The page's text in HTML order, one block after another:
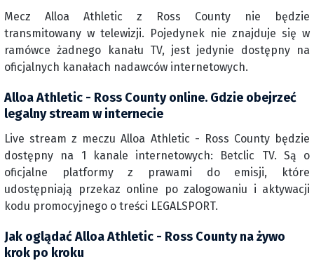
Mecz Alloa Athletic z Ross County nie będzie
transmitowany w telewizji. Pojedynek nie znajduje się w
ramówce żadnego kanału TV, jest jedynie dostępny na
oficjalnych kanałach nadawców internetowych.
Alloa Athletic - Ross County online. Gdzie obejrzeć
legalny stream w internecie
Live stream z meczu Alloa Athletic - Ross County będzie
dostępny na 1 kanale internetowych: Betclic TV. Są o
oficjalne platformy z prawami do emisji, które
udostępniają przekaz online po zalogowaniu i aktywacji
kodu promocyjnego o treści LEGALSPORT.
Jak oglądać Alloa Athletic - Ross County na żywo
krok po kroku